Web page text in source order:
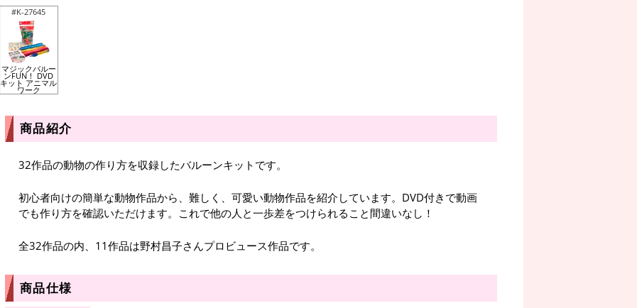
#K-27645
マジックバルー
ンFUN！ DVD
キット アニマル
ワーク
商品紹介
32作品の動物の作り方を収録したバルーンキットです。
初心者向けの簡単な動物作品から、難しく、可愛い動物作品を紹介しています。DVD付きで動画
でも作り方を確認いただけます。これで他の人と一歩差をつけられること間違いなし！
全32作品の内、11作品は野村昌子さんプロビュース作品です。
商品仕様